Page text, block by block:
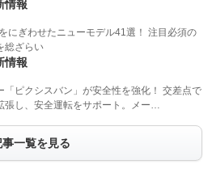
情報
にぎわせたニューモデル41選！ 注目必須の
総ざらい
情報
「ピクシスバン」が安全性を強化！ 交差点で
張し、安全運転をサポート。メー…
事一覧を見る